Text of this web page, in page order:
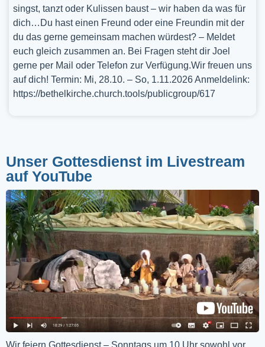
singst, tanzt oder Kulissen baust – wir haben da was für
dich…Du hast einen Freund oder eine Freundin mit der
du das gerne gemeinsam machen würdest? – Meldet
euch gleich zusammen an. Bei Fragen steht dir Joel
gerne per Mail oder Telefon zur Verfügung.Wir freuen uns
auf dich! Termin: Mi, 28.10. – So, 1.11.2026 Anmeldelink:
https://bethelkirche.church.tools/publicgroup/617
Unser Gottesdienst im Livestream
auf YouTube
Wir feiern Gottesdienst – Sonntags um 10 Uhr sowohl vor